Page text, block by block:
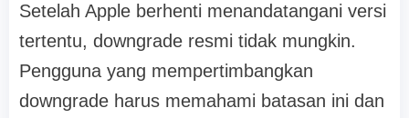
Setelah Apple berhenti menandatangani versi
tertentu, downgrade resmi tidak mungkin.
Pengguna yang mempertimbangkan
downgrade harus memahami batasan ini dan